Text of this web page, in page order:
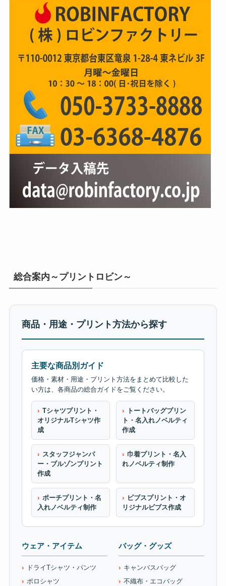
総合案内～プリントロビン～
商品・用途・プリント方法から探す
主要な商品別ガイド
価格・素材・用途・プリント方法をまとめて比較した
い方は、各商品の総合ガイドをご覧ください。
Tシャツプリント・
オリジナルTシャツ作
成
トートバッグプリン
ト・名入れノベルティ
作成
スタッフジャンパ
ー・ブルゾンプリント
作成
巾着プリント・名入
れノベルティ制作
ポーチプリント・名
入れノベルティ制作
ビブスプリント・オ
リジナルビブス作成
ウェア・アイテム
ドライTシャツ・パンツ
ポロシャツ
バッグ・グッズ
キャンバスバッグ
不織布・エコバッグ